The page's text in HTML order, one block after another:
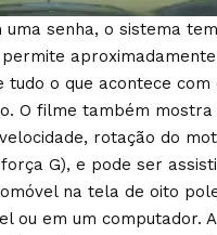
uma senha, o sistema
permite
tudo o que acontece com
O filme também mostra
rotação do
G), e pode ser
na tela de oito
ou em um computador.